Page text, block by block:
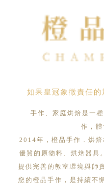
如果皇冠象徵責任
手作、家庭烘焙是一種
作，體
2014年，橙品手作．烘
優質的原物料、烘焙器具
提供完善的教室環境與師
您的橙品手作，是持續不